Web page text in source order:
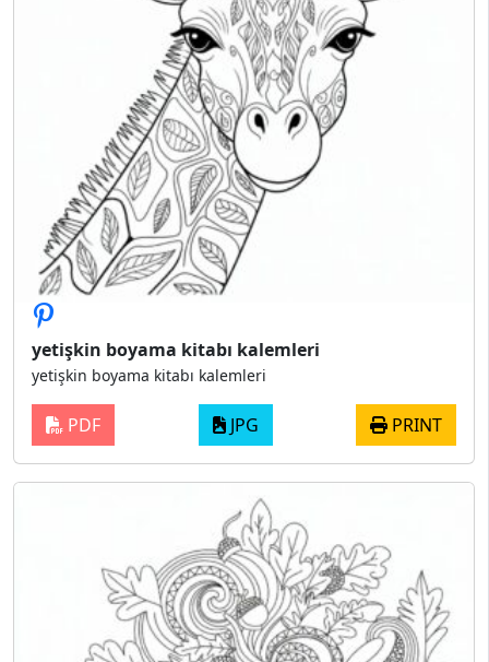
yetişkin boyama kitabı kalemleri
yetişkin boyama kitabı kalemleri
PDF JPG PRINT